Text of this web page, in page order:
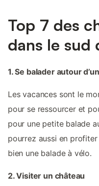
Top 7 des
dans le sud
1. Se balader autour
Les vacances sont le
pour se ressourcer et
pour une petite balade
pourrez aussi en
bien une balade à vélo.
2. Visiter un château